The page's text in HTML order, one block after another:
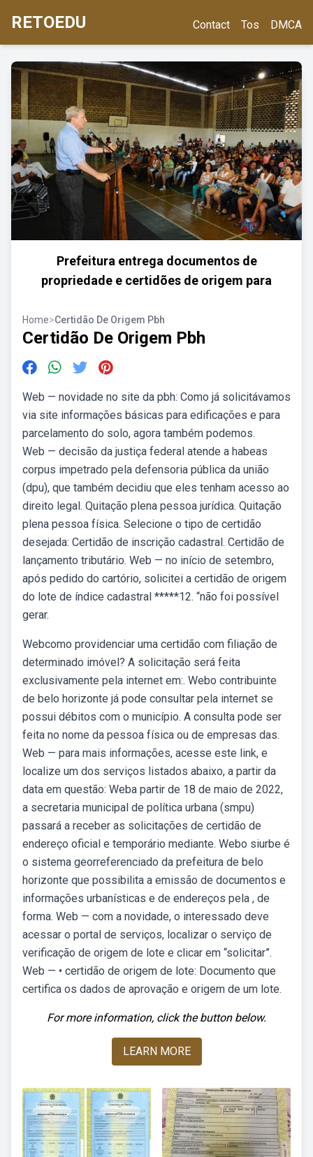
RETOEDU Contact Tos DMCA
Prefeitura entrega documentos de
propriedade e certidões de origem para
Home>Certidão De Origem Pbh
Certidão De Origem Pbh
Web — novidade no site da pbh: Como já solicitávamos
via site informações básicas para edificações e para
parcelamento do solo, agora também podemos.
Web — decisão da justiça federal atende a habeas
corpus impetrado pela defensoria pública da união
(dpu), que também decidiu que eles tenham acesso ao
direito legal. Quitação plena pessoa jurídica. Quitação
plena pessoa física. Selecione o tipo de certidão
desejada: Certidão de inscrição cadastral. Certidão de
lançamento tributário. Web — no início de setembro,
após pedido do cartório, solicitei a certidão de origem
do lote de índice cadastral *****12. “não foi possível
gerar.
Webcomo providenciar uma certidão com filiação de
determinado imóvel? A solicitação será feita
exclusivamente pela internet em:. Webo contribuinte
de belo horizonte já pode consultar pela internet se
possui débitos com o município. A consulta pode ser
feita no nome da pessoa física ou de empresas das.
Web — para mais informações, acesse este link, e
localize um dos serviços listados abaixo, a partir da
data em questão: Weba partir de 18 de maio de 2022,
a secretaria municipal de política urbana (smpu)
passará a receber as solicitações de certidão de
endereço oficial e temporário mediante. Webo siurbe é
o sistema georreferenciado da prefeitura de belo
horizonte que possibilita a emissão de documentos e
informações urbanísticas e de endereços pela , de
forma. Web — com a novidade, o interessado deve
acessar o portal de serviços, localizar o serviço de
verificação de origem de lote e clicar em “solicitar”.
Web — • certidão de origem de lote: Documento que
certifica os dados de aprovação e origem de um lote.
For more information, click the button below.
LEARN MORE